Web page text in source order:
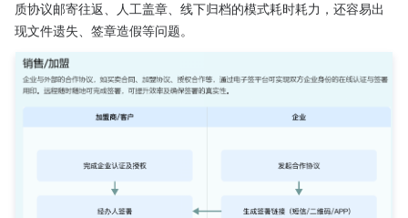
质协议邮寄往返、人工盖章、线下归档的模式耗时耗力，还容易出
现文件遗失、签章造假等问题。